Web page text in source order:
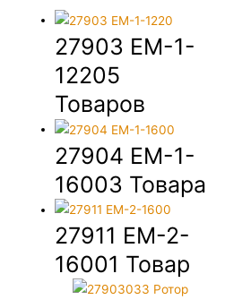
27903 EM-1-
12205
Товаров
27904 EM-1-
16003 Товара
27911 EM-2-
16001 Товар